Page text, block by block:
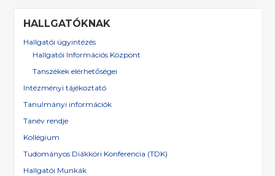
HALLGATÓKNAK
Hallgatói ügyintézés
Hallgatói Információs Központ
Tanszékek elérhetőségei
Intézményi tájékoztató
Tanulmányi információk
Tanév rendje
Kollégium
Tudományos Diákköri Konferencia (TDK)
Hallgatói Munkák